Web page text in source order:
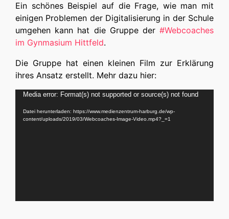
Ein schönes Beispiel auf die Frage, wie man mit
einigen Problemen der Digitalisierung in der Schule
umgehen kann hat die Gruppe der #Webcoaches
im Gynmasium Hittfeld.
Die Gruppe hat einen kleinen Film zur Erklärung
ihres Ansatz erstellt. Mehr dazu hier:
Video-
Player
Media error: Format(s) not supported or source(s) not found
Datei herunterladen: https://www.medienzentrum-harburg.de/wp-
content/uploads/2019/03/Webcoaches-Image-Video.mp4?_=1